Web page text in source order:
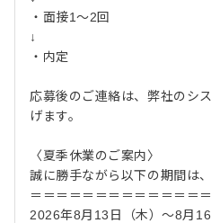
・面接1～2回
↓
・内定
応募後のご連絡は、弊社のシ
げます。
〈夏季休業のご案内〉
誠に勝手ながら以下の期間は
＝＝＝＝＝＝＝＝＝＝＝＝＝
2026年8月13日（木）～8月16